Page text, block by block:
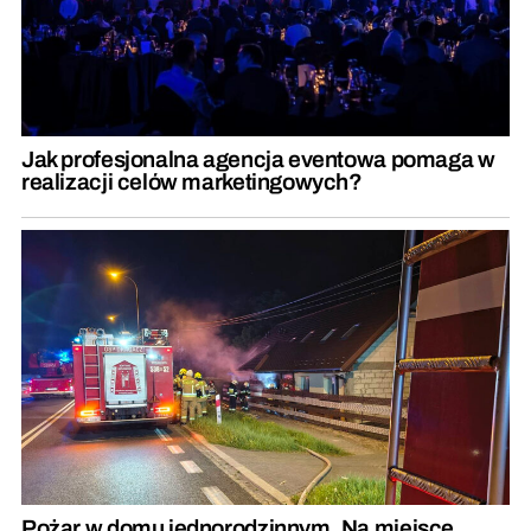
Jak profesjonalna agencja eventowa pomaga w
realizacji celów marketingowych?